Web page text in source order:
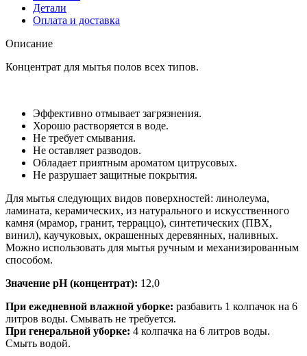
Детали
Оплата и доставка
Описание
Концентрат для мытья полов всех типов.
Эффективно отмывает загрязнения.
Хорошо растворяется в воде.
Не требует смывания.
Не оставляет разводов.
Обладает приятным ароматом цитрусовых.
Не разрушает защитные покрытия.
Для мытья следующих видов поверхностей: линолеума,
ламината, керамических, из натурального и искусственного
камня (мрамор, гранит, терраццо), синтетических (ПВХ,
винил), каучуковых, окрашенных деревянных, наливных.
Можно использовать для мытья ручным и механизированным
способом.
Значение pH (концентрат): 12,0
При ежедневной влажной уборке: разбавить 1 колпачок на 6
литров воды. Смывать не требуется.
При генеральной уборке: 4 колпачка на 6 литров воды.
Смыть водой.